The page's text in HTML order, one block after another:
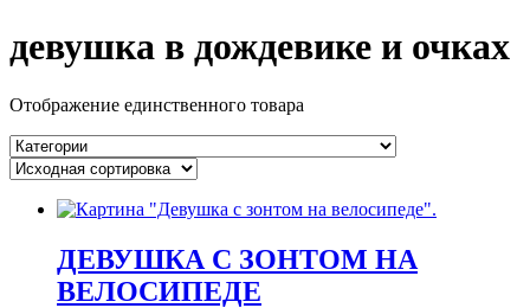
девушка в дождевике и очках
Отображение единственного товара
ДЕВУШКА С ЗОНТОМ НА
ВЕЛОСИПЕДЕ